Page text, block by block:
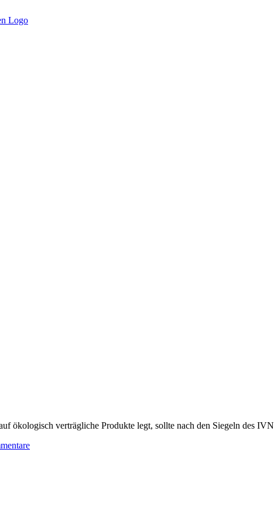
ökologisch verträgliche Produkte legt, sollte nach den Siegeln des